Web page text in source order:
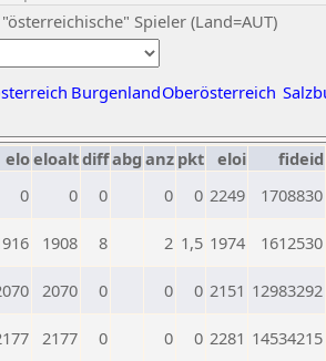
Spieler (Land=AUT)
BurgenlandOberösterreich
eloeloaltdiffabg anz pkt eloi fideid
0 0 0 0 0 2249 1708830
1908 8 2 1,5 1974 1612530
2070 0 0 0 2151 12983292
2177 0 0 0 2281 14534215